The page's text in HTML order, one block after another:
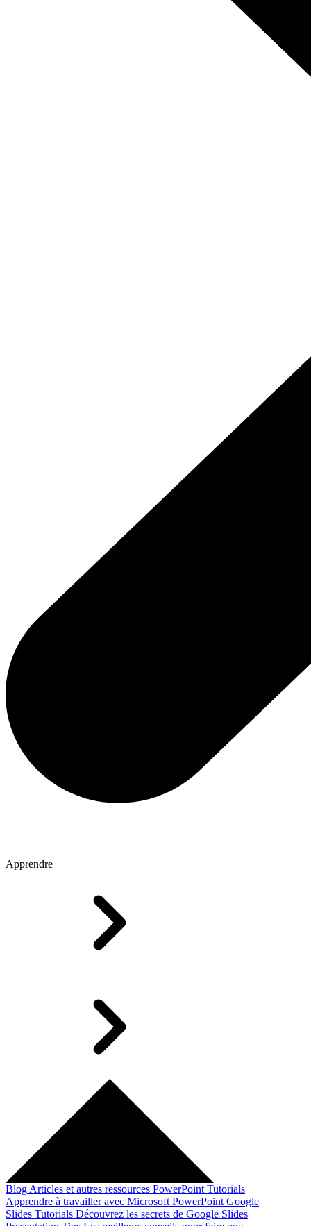
Apprendre
Blog Articles et autres ressources PowerPoint Tutorials
Apprendre à travailler avec Microsoft PowerPoint Google
Slides Tutorials Découvrez les secrets de Google Slides